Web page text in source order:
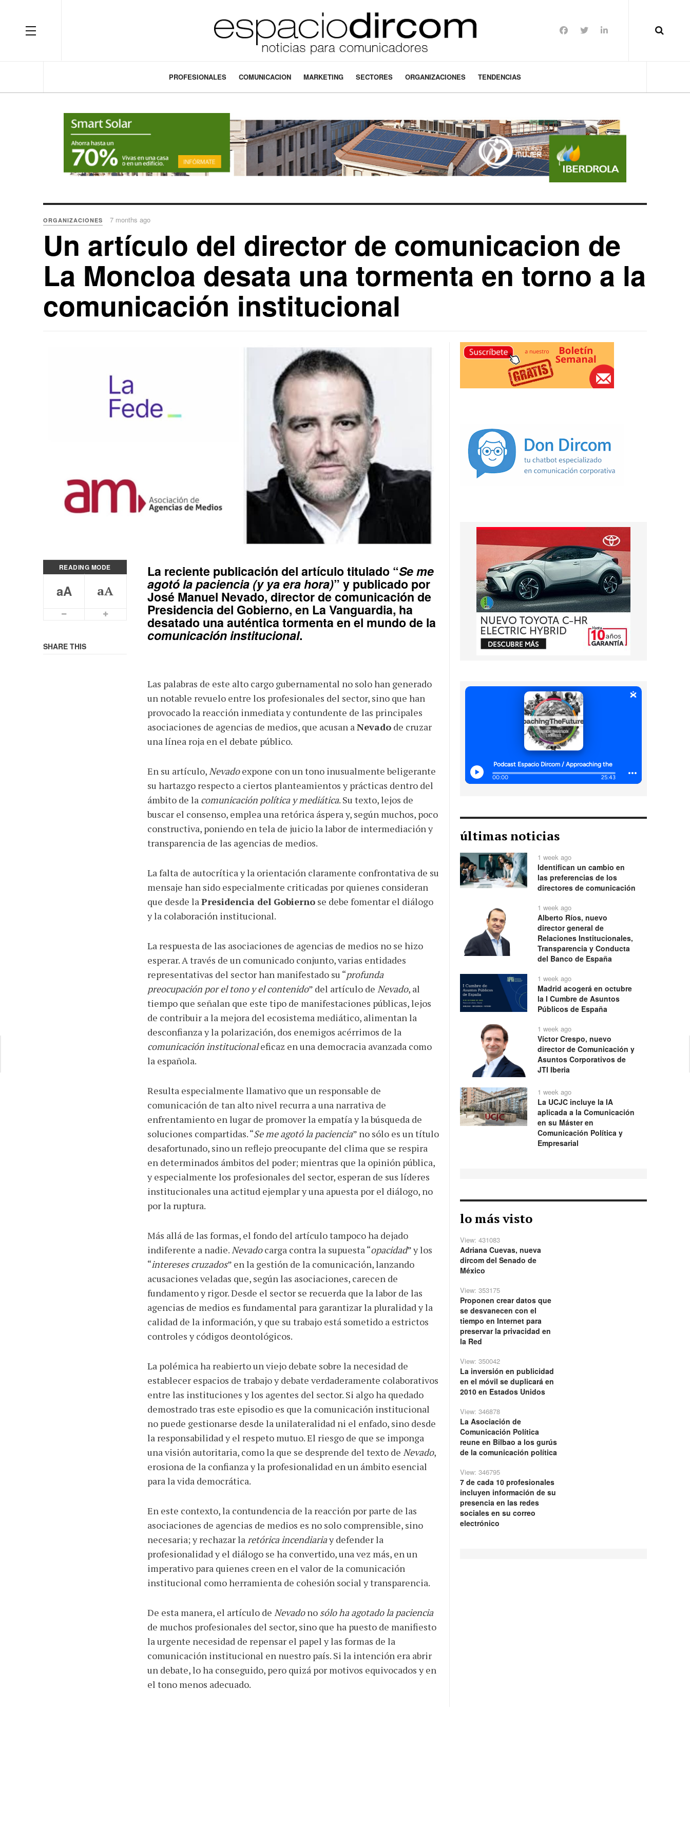
OFF CANVAS
PROFESIONALES COMUNICACION MARKETING SECTORES ORGANIZACIONES TENDENCIAS
ORGANIZACIONES 7 months ago
Un artículo del director de comunicacion de
La Moncloa desata una tormenta en torno a la
comunicación institucional
READING MODE
aA aA
Smaller Font
SHARE THIS
La reciente publicación del artículo titulado “Se me
agotó la paciencia (y ya era hora)” y publicado por
José Manuel Nevado, director de comunicación de
Presidencia del Gobierno, en La Vanguardia, ha
desatado una auténtica tormenta en el mundo de la
comunicación institucional.
Las palabras de este alto cargo gubernamental no solo han generado
un notable revuelo entre los profesionales del sector, sino que han
provocado la reacción inmediata y contundente de las principales
asociaciones de agencias de medios, que acusan aNevadode cruzar
una línea roja en el debate público.
En su artículo,Nevadoexpone con un tono inusualmente beligerante
su hartazgo respecto a ciertos planteamientos y prácticas dentro del
ámbito de la comunicación política y mediática. Su texto, lejos de
buscar el consenso, emplea una retórica áspera y, según muchos, poco
constructiva, poniendo en tela de juicio la labor de intermediación y
transparencia de las agencias de medios.
La falta de autocrítica y la orientación claramente confrontativa de su
mensaje han sido especialmente criticadas por quienes consideran
que desde laPresidencia del Gobiernose debe fomentar el diálogo
y la colaboración institucional.
La respuesta de las asociaciones de agencias de medios no se hizo
esperar. A través de un comunicado conjunto, varias entidades
representativas del sector han manifestado su “profunda
preocupación por el tono y el contenido” del artículo de Nevado, al
tiempo que señalan que este tipo de manifestaciones públicas, lejos
de contribuir a la mejora del ecosistema mediático, alimentan la
desconfianza y la polarización, dos enemigos acérrimos de la
comunicación institucionaleficaz en una democracia avanzada como
la española.
Resulta especialmente llamativo que un responsable de
comunicación de tan alto nivel recurra a una narrativa de
enfrentamiento en lugar de promover la empatía y la búsqueda de
soluciones compartidas. “Se me agotó la paciencia” no sólo es un título
desafortunado, sino un reflejo preocupante del clima que se respira
en determinados ámbitos del poder; mientras que la opinión pública,
y especialmente los profesionales del sector, esperan de sus líderes
institucionales una actitud ejemplar y una apuesta por el diálogo, no
por la ruptura.
Más allá de las formas, el fondo del artículo tampoco ha dejado
indiferente a nadie.Nevadocarga contra la supuesta “opacidad” y los
“intereses cruzados” en la gestión de la comunicación, lanzando
acusaciones veladas que, según las asociaciones, carecen de
fundamento y rigor. Desde el sector se recuerda que la labor de las
agencias de medios es fundamental para garantizar la pluralidad y la
calidad de la información, y que su trabajo está sometido a estrictos
controles y códigos deontológicos.
La polémica ha reabierto un viejo debate sobre la necesidad de
establecer espacios de trabajo y debate verdaderamente colaborativos
entre las instituciones y los agentes del sector. Si algo ha quedado
demostrado tras este episodio es que la comunicación institucional
no puede gestionarse desde la unilateralidad ni el enfado, sino desde
la responsabilidad y el respeto mutuo. El riesgo de que se imponga
una visión autoritaria, como la que se desprende del texto de Nevado,
erosiona de la confianza y la profesionalidad en un ámbito esencial
para la vida democrática.
En este contexto, la contundencia de la reacción por parte de las
asociaciones de agencias de medios es no solo comprensible, sino
necesaria; y rechazar laretórica incendiariay defender la
profesionalidad y el diálogo se ha convertido, una vez más, en un
imperativo para quienes creen en el valor de la comunicación
institucional como herramienta de cohesión social y transparencia.
De esta manera, el artículo de Nevadono sólo ha agotado la paciencia
de muchos profesionales del sector, sino que ha puesto de manifiesto
la urgente necesidad de repensar el papel y las formas de la
comunicación institucional en nuestro país. Si la intención era abrir
un debate, lo ha conseguido, pero quizá por motivos equivocados y en
el tono menos adecuado.
últimas noticias
1 week ago
Identifican un cambio en
las preferencias de los
directores de comunicación
1 week ago
Alberto Ríos, nuevo
director general de
Relaciones Institucionales,
Transparencia y Conducta
del Banco de España
1 week ago
Madrid acogerá en octubre
la I Cumbre de Asuntos
Públicos de España
1 week ago
Víctor Crespo, nuevo
director de Comunicación y
Asuntos Corporativos de
JTI Iberia
1 week ago
La UCJC incluye la IA
aplicada a la Comunicación
en su Máster en
Comunicación Política y
Empresarial
lo más visto
View: 431083
Adriana Cuevas, nueva
dircom del Senado de
México
View: 353175
Proponen crear datos que
se desvanecen con el
tiempo en Internet para
preservar la privacidad en
la Red
View: 350042
La inversión en publicidad
en el móvil se duplicará en
2010 en Estados Unidos
View: 346878
La Asociación de
Comunicación Política
reune en Bilbao a los gurús
de la comunicación política
View: 346795
7 de cada 10 profesionales
incluyen información de su
presencia en las redes
sociales en su correo
electrónico